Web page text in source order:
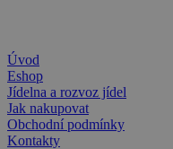
Úvod
Eshop
Jídelna a rozvoz jídel
Jak nakupovat
Obchodní podmínky
Kontakty